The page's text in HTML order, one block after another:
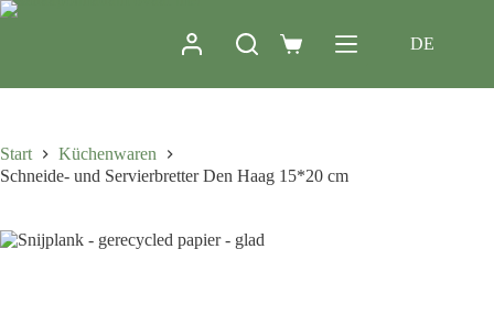
DE
Start
Küchenwaren
Schneide- und Servierbretter Den Haag 15*20 cm